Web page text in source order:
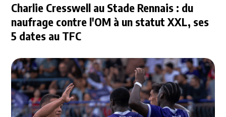
Charlie Cresswell au Stade Rennais : du
naufrage contre l'OM à un statut XXL, ses
5 dates au TFC